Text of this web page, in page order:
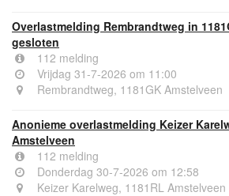
Overlastmelding Rembrandtweg in
gesloten
112 melding
Vrijdag 31-7-2026 om 11:00
Rembrandtweg, 1181GK Amstelveen
Anonieme overlastmelding Keizer
Amstelveen
112 melding
Donderdag 30-7-2026 om 12:58
Keizer Karelweg, 1181RL Amstelveen